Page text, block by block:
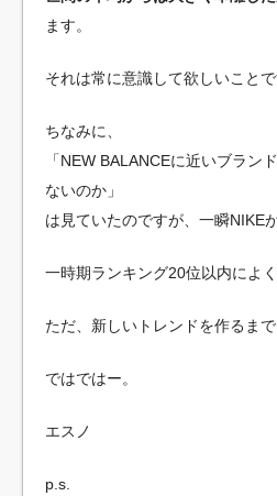
ます。
それは常に意識して欲しいことで
ちなみに、
「NEW BALANCEに近いブラン
ないのか」
は見ていたのですが、一瞬NIKE
一時期ランキング20位以内によ
ただ、新しいトレンドを作るま
ではではー。
エスノ
p.s.